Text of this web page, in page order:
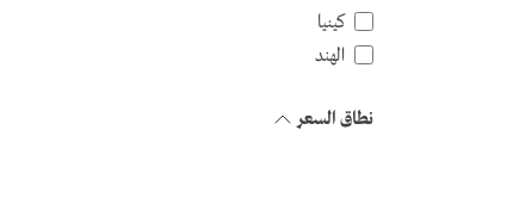
كينيا
الهند
نطاق السعر